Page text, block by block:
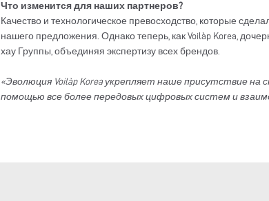
Что изменится для наших партнеров?
Качество и технологическое превосходство, которые
нашего предложения. Однако теперь, как Voilàp Korea,
хау Группы, объединяя экспертизу всех брендов.
«Эволюция Voilàp Korea укрепляет наше присутствие
помощью все более передовых цифровых систем и